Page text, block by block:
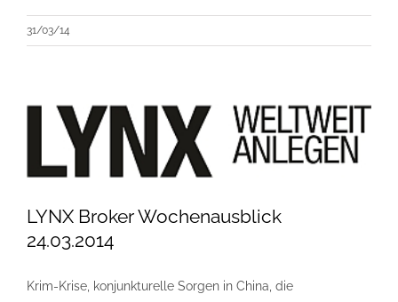
31/03/14
LYNX Broker Wochenausblick
24.03.2014
Krim-Krise, konjunkturelle Sorgen in China, die